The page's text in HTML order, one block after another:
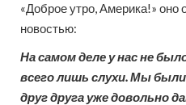
«Доброе утро, Америка!»
новостью:
На самом деле у нас не
всего лишь слухи. Мы
друг друга уже довольно